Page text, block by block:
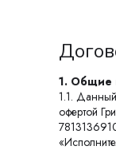
1. Общие
1.1.
офертой